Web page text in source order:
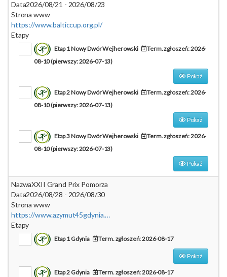
Data2026/08/21 - 2026/08/23
Strona www
https://www.balticcup.org.pl/
Etapy
Etap 1 Nowy Dwór Wejherowski
Term. zgłoszeń: 2026-
08-10 (pierwszy: 2026-07-13)
Pokaż
Etap 2 Nowy Dwór Wejherowski
Term. zgłoszeń: 2026-
08-10 (pierwszy: 2026-07-13)
Pokaż
Etap 3 Nowy Dwór Wejherowski
Term. zgłoszeń: 2026-
08-10 (pierwszy: 2026-07-13)
Pokaż
NazwaXXII Grand Prix Pomorza
Data2026/08/28 - 2026/08/30
Strona www
https://www.azymut45gdynia.org
Etapy
Etap 1 Gdynia Term. zgłoszeń: 2026-08-17
Pokaż
Etap 2 Gdynia Term. zgłoszeń: 2026-08-17